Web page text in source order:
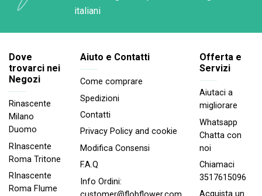
italiani
Dove
trovarci nei
Negozi
Rinascente
Milano
Duomo
RInascente
Roma Tritone
RInascente
Roma FIume
Aiuto e Contatti
Come comprare
Spedizioni
Contatti
Privacy Policy and cookie
Modifica Consensi
F.A.Q
Info Ordini:
Offerta e
Servizi
Aiutaci a
migliorare
Whatsapp
Chatta con
noi
Chiamaci
3517615096